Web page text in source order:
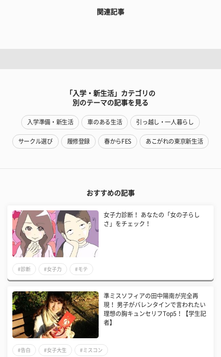
関連記事
「入学・新生活」カテゴリの
別のテーマの記事を見る
入学準備・新生活 車のある生活 引っ越し・一人暮らし
サークル選び 履修登録 春からFES あこがれの東京新生活
おすすめの記事
女子力診断！ あなたの「女の子らし
さ」をチェック！
#診断 #女子力 #モテ
準ミスソフィアの田中陽南が完全再
現！ 男子がバレンタインで言われたい
理想の胸キュンセリフTop5！【学生記
者】
#告白 #女子大生 #ミスコン